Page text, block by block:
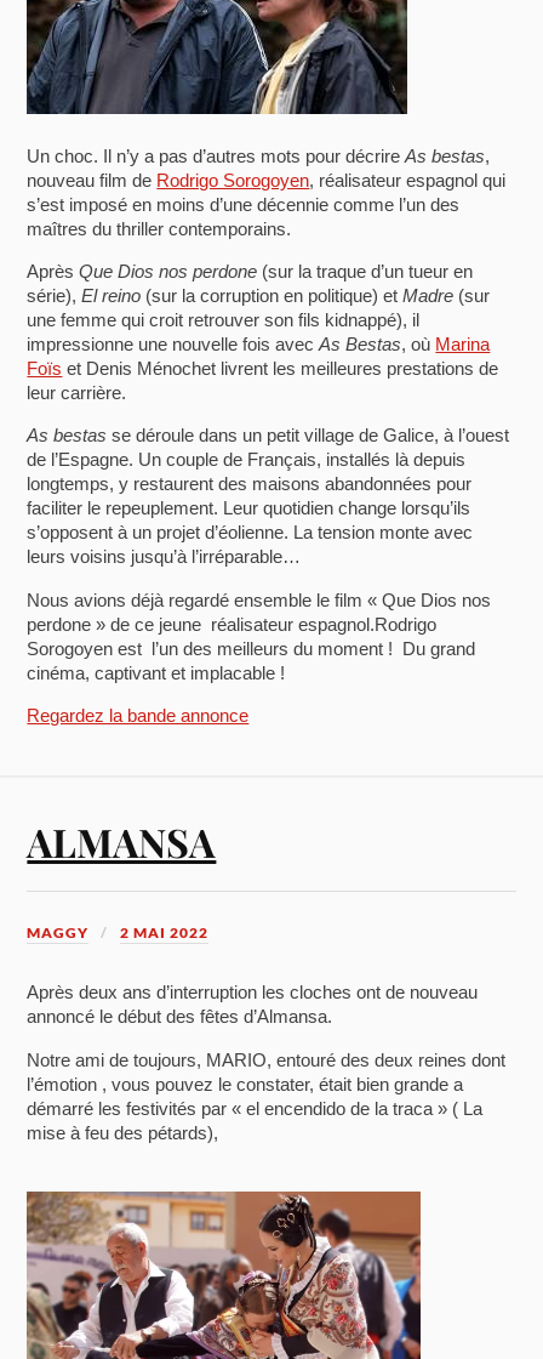
Un choc. Il n’y a pas d’autres mots pour décrireAs bestas,
nouveau film de Rodrigo Sorogoyen, réalisateur espagnol qui
s’est imposé en moins d’une décennie comme l’un des
maîtres du thriller contemporains.
AprèsQue Dios nos perdone (sur la traque d’un tueur en
série),El reino (sur la corruption en politique) etMadre (sur
une femme qui croit retrouver son fils kidnappé), il
impressionne une nouvelle fois avecAs Bestas, où Marina
Foïs et Denis Ménochet livrent les meilleures prestations de
leur carrière.
As bestasse déroule dans un petit village de Galice, à l’ouest
de l’Espagne. Un couple de Français, installés là depuis
longtemps, y restaurent des maisons abandonnées pour
faciliter le repeuplement. Leur quotidien change lorsqu’ils
s’opposent à un projet d’éolienne. La tension monte avec
leurs voisins jusqu’à l’irréparable…
Nous avions déjà regardé ensemble le film « Que Dios nos
perdone » de ce jeune réalisateur espagnol.Rodrigo
Sorogoyen est l’un des meilleurs du moment ! Du grand
cinéma, captivant et implacable !
Regardez la bande annonce
ALMANSA
MAGGY 2 MAI 2022
Après deux ans d’interruption les cloches ont de nouveau
annoncé le début des fêtes d’Almansa.
Notre ami de toujours, MARIO, entouré des deux reines dont
l’émotion , vous pouvez le constater, était bien grande a
démarré les festivités par« el encendido de la traca » ( La
mise à feu des pétards),